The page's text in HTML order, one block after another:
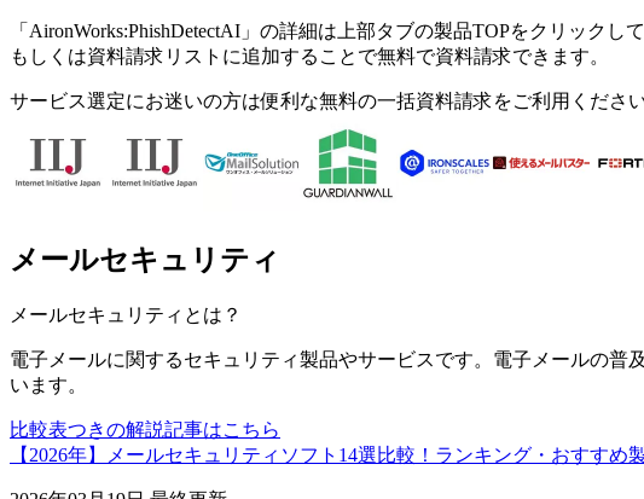
「 AironWorks:PhishDetectAI 」の詳細は上部タブの製品TOPをクリックして
もしくは資料請求リストに追加することで無料で資料請求できます。
サービス選定にお迷いの方は便利な無料の一括資料請求をご利用くださ
メールセキュリティ
メールセキュリティ とは？
電子メールに関するセキュリティ製品やサービスです。電子メールの普
います。
比較表つきの解説記事はこちら
【2026年】メールセキュリティソフト14選比較！ランキング・おすすめ